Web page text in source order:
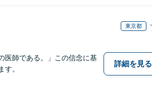
東京都
医師である。」この信念に基
す。
詳細を見る